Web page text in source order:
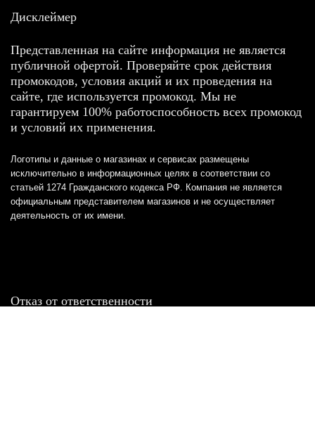
Дисклеймер
Представленная на сайте информация не является
публичной офертой. Проверяйте срок действия
промокодов, условия акций и их проведения на
сайте, где используется промокод. Мы не
гарантируем 100% работоспособность всех промокод
и условий их применения.
Логотипы и данные о магазинах и сервисах размещены
исключительно в информационных целях в соответствии со
статьей 1274 Гражданского кодекса РФ. Компания не является
официальным представителем магазинов и не осуществляет
деятельность от их имени.
Отказ от ответственности